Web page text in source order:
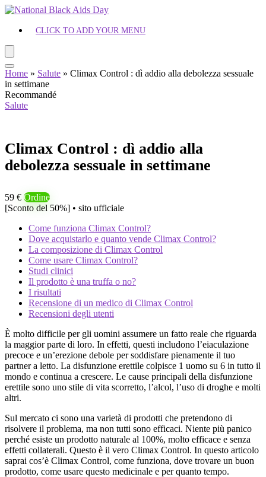
CLICK TO ADD YOUR MENU
Home » Salute » Climax Control : dì addio alla debolezza sessuale
in settimane
Recommandé
Salute
Climax Control : dì addio alla
debolezza sessuale in settimane
59 € Ordine
[Sconto del 50%] • sito ufficiale
Come funziona Climax Control?
Dove acquistarlo e quanto vende Climax Control?
La composizione di Climax Control
Come usare Climax Control?
Studi clinici
Il prodotto è una truffa o no?
I risultati
Recensione di un medico di Climax Control
Recensioni degli utenti
È molto difficile per gli uomini assumere un fatto reale che riguarda
la maggior parte di loro. In effetti, questi includono l’eiaculazione
precoce e un’erezione debole per soddisfare pienamente il tuo
partner a letto. La disfunzione erettile colpisce 1 uomo su 6 in tutto il
mondo e continua a crescere. Le cause principali della disfunzione
erettile sono uno stile di vita scorretto, l’alcol, l’uso di droghe e molti
altri.
Sul mercato ci sono una varietà di prodotti che pretendono di
risolvere il problema, ma non tutti sono efficaci. Niente più panico
perché esiste un prodotto naturale al 100%, molto efficace e senza
effetti collaterali. Questo è il vero Climax Control. In questo articolo
saprai cos’è Climax Control, come funziona, dove trovare un buon
prodotto, come usare questo medicinale e per quanto tempo.